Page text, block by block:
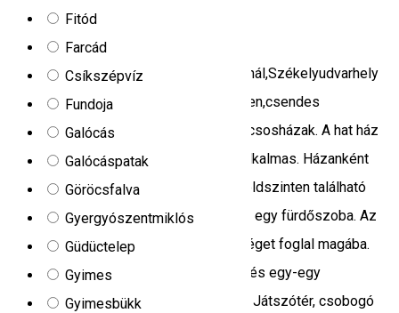
Fitód
Farcád
Csíkszépvíz
Fundoja
Galócás
Galócáspatak
Göröcsfalva
Gyergyószentmiklós
Güdüctelep
Gyimes
Gyimesbükk
Székelyföldön a Madarasi Hargita lábánál,Székelyudvarhely
városától 24 kilométerre, Ivó településen,csendes
környezetben kaptak helyet az Irgó kulcsosházak. A hat ház
összesen 48 személy befogadására alkalmas. Házanként
akár 8 férőhellyel is számolhatunk. A földszinten található
egy nappali, felszerelt konyha, valamint egy fürdőszoba. Az
emelet két szobát és egy mellékhelységet foglal magába.
Mindkét szobában, egy kétszemélyes és egy-egy
egyszemélyes ágy várja a vendégeket. Játszótér, csobogó